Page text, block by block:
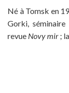
Né à Tomsk en
Gorki,
revue Novy mir ;